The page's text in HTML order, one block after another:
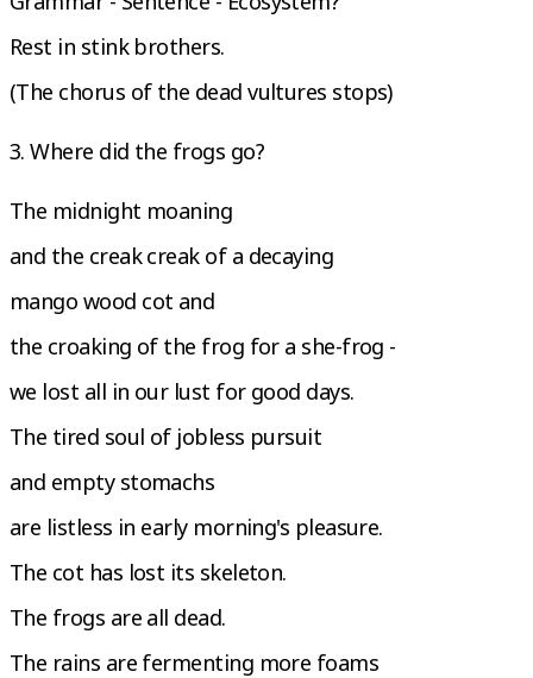
Rest in stink brothers.
(The chorus of the dead vultures stops)
3. Where did the frogs go?
The midnight moaning
and the creak creak of a decaying
mango wood cot and
the croaking of the frog for a she-frog -
we lost all in our lust for good days.
The tired soul of jobless pursuit
and empty stomachs
are listless in early morning's pleasure.
The cot has lost its skeleton.
The frogs are all dead.
The rains are fermenting more foams